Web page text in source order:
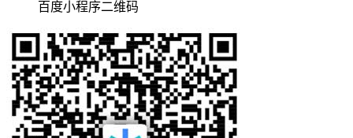
百度小程序二维码